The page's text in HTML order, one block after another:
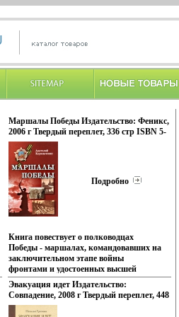
Маршалы Победы Издательство: Феникс,
2006 г Твердый переплет, 336 стр ISBN 5-
222-08516-3 Тираж: 3000 экз Формат:
84x108/32 (~130х205 мм) инфо 3890p.
Подробно
Книга повествует о полководцах
Победы - маршалах, командовавших на
заключительном этапе войны
фронтами и удостоенных высшей
полководческой награды - ордена
"Победы" Их имена широко известны:
ГКЖукбыъвпов, AMВасилевский,
ИСКонев, ККРокоссовский, ЛАГоворов,
Эвакуация идет Издательство:
Совпадение, 2008 г Твердый переплет, 448
стр ISBN 978-5-903060-39-9 Тираж: 3000